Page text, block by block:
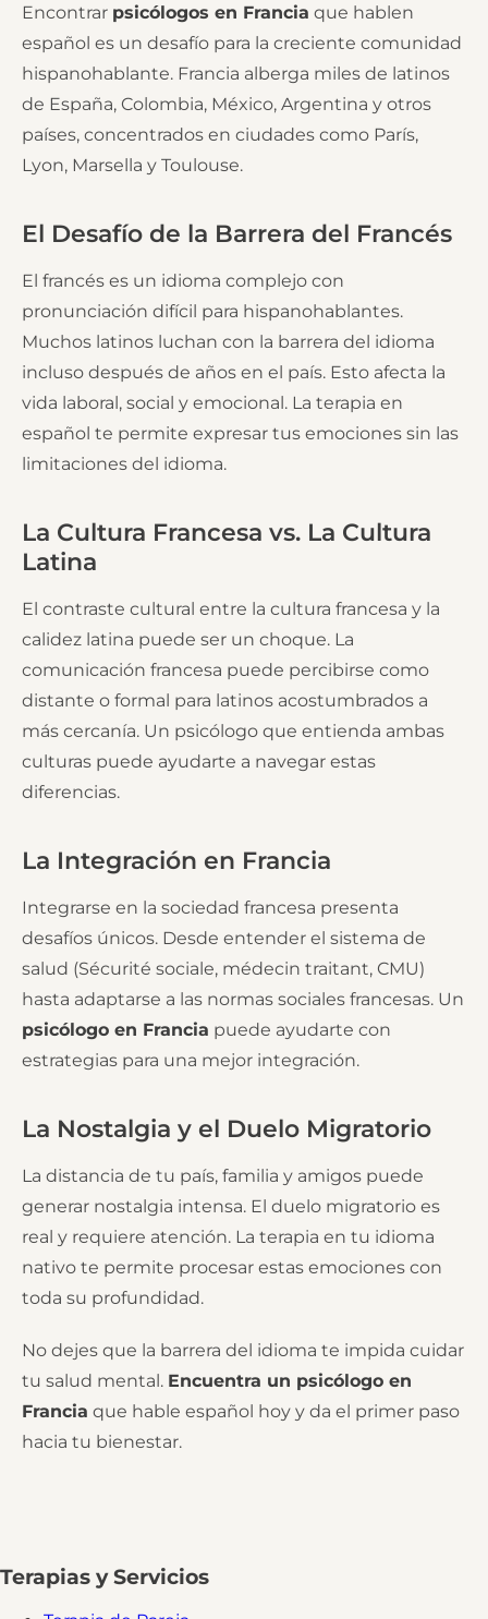
Encontrar psicólogos en Francia que hablen
español es un desafío para la creciente comunidad
hispanohablante. Francia alberga miles de latinos
de España, Colombia, México, Argentina y otros
países, concentrados en ciudades como París,
Lyon, Marsella y Toulouse.
El Desafío de la Barrera del Francés
El francés es un idioma complejo con
pronunciación difícil para hispanohablantes.
Muchos latinos luchan con la barrera del idioma
incluso después de años en el país. Esto afecta la
vida laboral, social y emocional. La terapia en
español te permite expresar tus emociones sin las
limitaciones del idioma.
La Cultura Francesa vs. La Cultura
Latina
El contraste cultural entre la cultura francesa y la
calidez latina puede ser un choque. La
comunicación francesa puede percibirse como
distante o formal para latinos acostumbrados a
más cercanía. Un psicólogo que entienda ambas
culturas puede ayudarte a navegar estas
diferencias.
La Integración en Francia
Integrarse en la sociedad francesa presenta
desafíos únicos. Desde entender el sistema de
salud (Sécurité sociale, médecin traitant, CMU)
hasta adaptarse a las normas sociales francesas. Un
psicólogo en Francia puede ayudarte con
estrategias para una mejor integración.
La Nostalgia y el Duelo Migratorio
La distancia de tu país, familia y amigos puede
generar nostalgia intensa. El duelo migratorio es
real y requiere atención. La terapia en tu idioma
nativo te permite procesar estas emociones con
toda su profundidad.
No dejes que la barrera del idioma te impida cuidar
tu salud mental. Encuentra un psicólogo en
Francia que hable español hoy y da el primer paso
hacia tu bienestar.
Terapias y Servicios